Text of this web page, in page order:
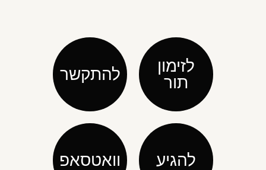
לזימון
תור
להתקשר
להגיע וואטסאפ